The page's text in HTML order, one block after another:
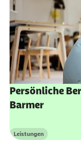
Persönliche
Barmer
Kategorie
Leistungen